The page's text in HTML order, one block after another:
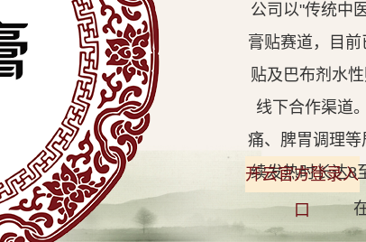
公司以"传统中
膏贴赛道，目
贴及巴布剂水
线下合作渠道
痛、脾胃调理
续发热时长达8
开云官方登录入
口